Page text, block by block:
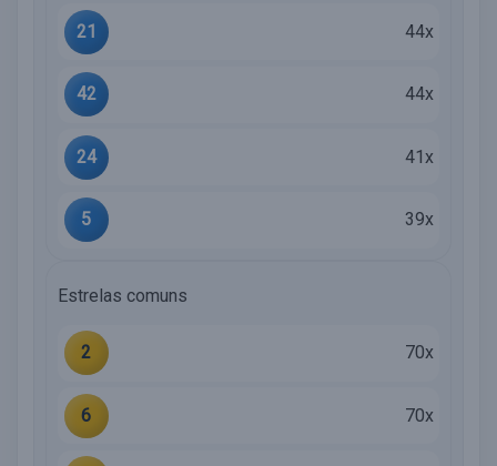
21 44x
42 44x
24 41x
5 39x
Estrelas comuns
2 70x
6 70x